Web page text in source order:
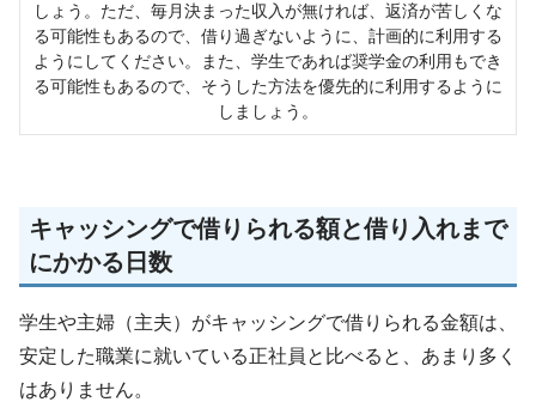
しょう。ただ、毎月決まった収入が無ければ、返済が苦しくな
る可能性もあるので、借り過ぎないように、計画的に利用する
ようにしてください。また、学生であれば奨学金の利用もでき
る可能性もあるので、そうした方法を優先的に利用するように
しましょう。
キャッシングで借りられる額と借り入れまで
にかかる日数
学生や主婦（主夫）がキャッシングで借りられる金額は、
安定した職業に就いている正社員と比べると、あまり多く
はありません。